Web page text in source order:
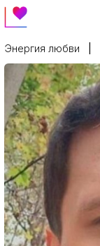
Энергия любви